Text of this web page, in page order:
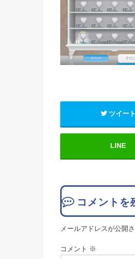
ツイート
LINE
コメントを
メールアドレスが公開
コメント ※